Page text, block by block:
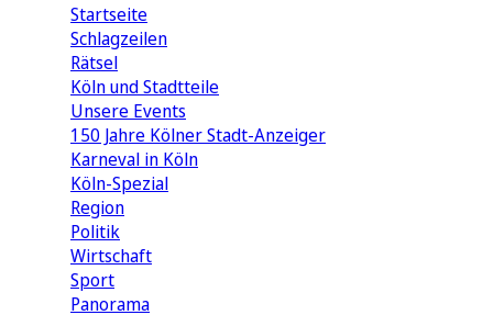
Startseite
Schlagzeilen
Rätsel
Köln und Stadtteile
Unsere Events
150 Jahre Kölner Stadt-Anzeiger
Karneval in Köln
Köln-Spezial
Region
Politik
Wirtschaft
Sport
Panorama